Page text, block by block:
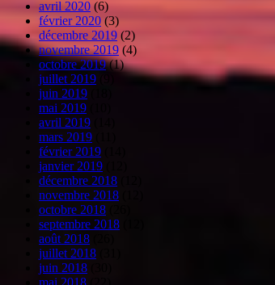
avril 2020 (6)
février 2020 (3)
décembre 2019 (2)
novembre 2019 (4)
octobre 2019(1)
juillet 2019
juin 2019
mai 2019
avril 2019
mars 2019
février 2019
janvier 2019
décembre 2018
novembre 2018
octobre 2018
septembre 2018
août 2018
juillet 2018
juin 2018
mai 2018